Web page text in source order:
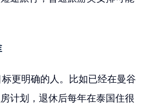
更明确的人。比如已经在曼谷
计划，退休后每年在泰国住很